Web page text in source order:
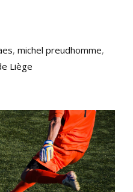
, michel preudhomme,
Liège